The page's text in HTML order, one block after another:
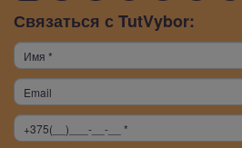
Связаться с TutVybor: